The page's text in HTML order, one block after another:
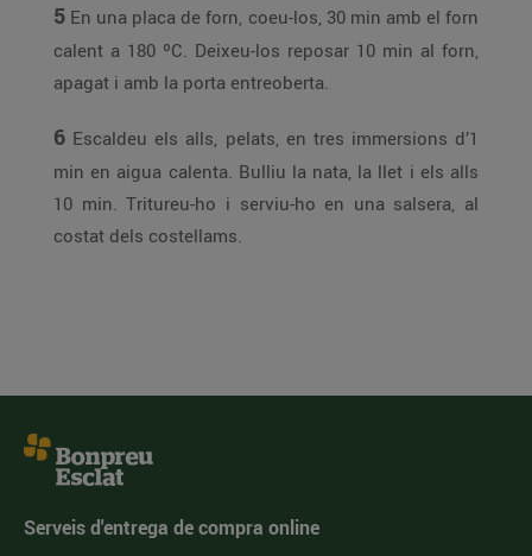
5 En una placa de forn, coeu-los, 30 min amb el forn
calent a 180 ºC. Deixeu-los reposar 10 min al forn,
apagat i amb la porta entreoberta.
6 Escaldeu els alls, pelats, en tres immersions d’1
min en aigua calenta. Bulliu la nata, la llet i els alls
10 min. Tritureu-ho i serviu-ho en una salsera, al
costat dels costellams.
Serveis d'entrega de compra online